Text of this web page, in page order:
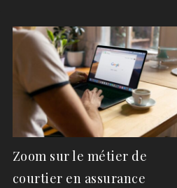
Zoom sur le métier de
courtier en assurance